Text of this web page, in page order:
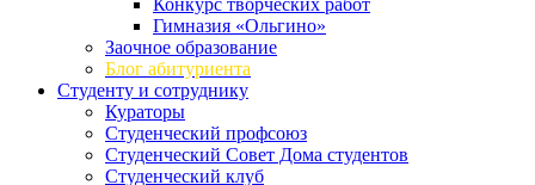
Конкурс творческих работ
Гимназия «Ольгино»
Заочное образование
Блог абитуриента
Студенту и сотруднику
Кураторы
Студенческий профсоюз
Студенческий Совет Дома студентов
Студенческий клуб